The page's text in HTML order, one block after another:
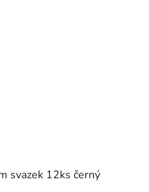
svazek 12ks černý